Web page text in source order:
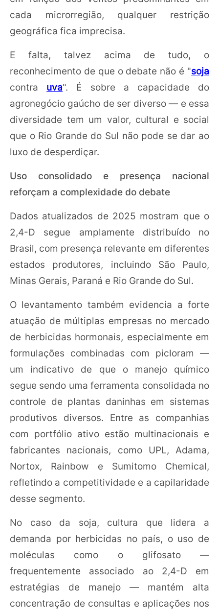
cada microrregião, qualquer restrição
geográfica fica imprecisa.
E falta, talvez acima de tudo, o
reconhecimento de que o debate não é "soja
contra uva". É sobre a capacidade do
agronegócio gaúcho de ser diverso — e essa
diversidade tem um valor, cultural e social
que o Rio Grande do Sul não pode se dar ao
luxo de desperdiçar.
Uso consolidado e presença nacional
reforçam a complexidade do debate
Dados atualizados de 2025 mostram que o
2,4-D segue amplamente distribuído no
Brasil, com presença relevante em diferentes
estados produtores, incluindo São Paulo,
Minas Gerais, Paraná e Rio Grande do Sul.
O levantamento também evidencia a forte
atuação de múltiplas empresas no mercado
de herbicidas hormonais, especialmente em
formulações combinadas com picloram —
um indicativo de que o manejo químico
segue sendo uma ferramenta consolidada no
controle de plantas daninhas em sistemas
produtivos diversos. Entre as companhias
com portfólio ativo estão multinacionais e
fabricantes nacionais, como UPL, Adama,
Nortox, Rainbow e Sumitomo Chemical,
refletindo a competitividade e a capilaridade
desse segmento.
No caso da soja, cultura que lidera a
demanda por herbicidas no país, o uso de
moléculas como o glifosato —
frequentemente associado ao 2,4-D em
estratégias de manejo — mantém alta
concentração de consultas e aplicações nos